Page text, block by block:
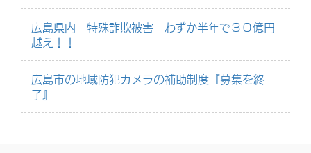
広島県内 特殊詐欺被害 わずか半年で３０億円
越え！！
広島市の地域防犯カメラの補助制度『募集を終
了』